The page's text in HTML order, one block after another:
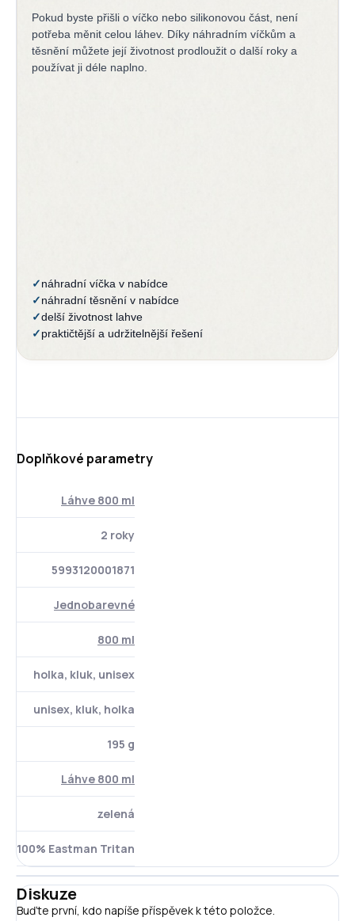
Pokud byste přišli o víčko nebo silikonovou část, není
potřeba měnit celou láhev. Díky náhradním víčkům a
těsnění můžete její životnost prodloužit o další roky a
používat ji déle naplno.
✓náhradní víčka v nabídce
✓náhradní těsnění v nabídce
✓delší životnost lahve
✓praktičtější a udržitelnější řešení
Doplňkové parametry
Láhve 800 ml
2 roky
5993120001871
Jednobarevné
800 ml
holka, kluk, unisex
unisex, kluk, holka
195 g
Láhve 800 ml
zelená
100% Eastman Tritan
Diskuze
Buďte první, kdo napíše příspěvek k této položce.